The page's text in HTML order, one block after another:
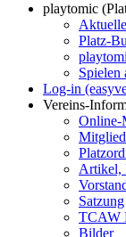
playtomic
Platz-
Spielen
Log-in
Vereins-
Online-
Artikel,
Satzung
TCAW
Bilder